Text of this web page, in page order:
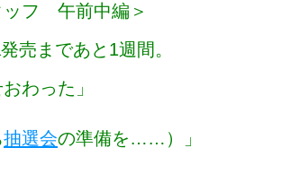
ッフ 午前中編＞
売まであと1週間。
わった」
抽選会の準備を……）」